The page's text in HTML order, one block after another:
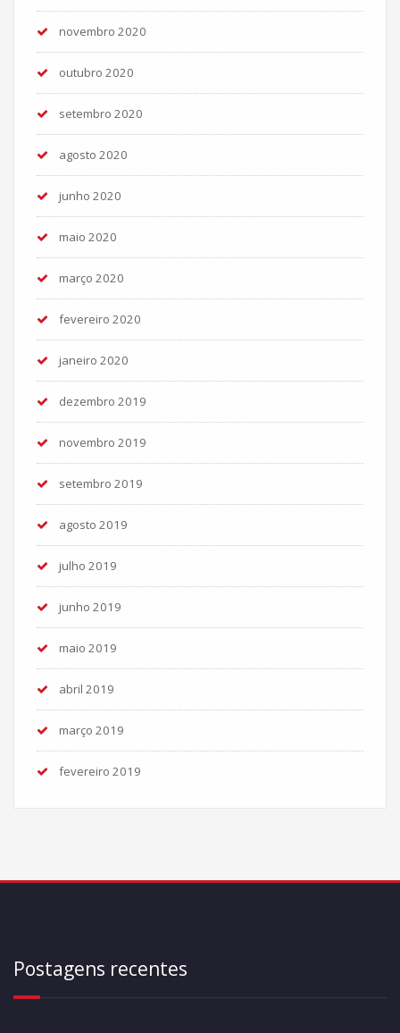
novembro 2020
outubro 2020
setembro 2020
agosto 2020
junho 2020
maio 2020
março 2020
fevereiro 2020
janeiro 2020
dezembro 2019
novembro 2019
setembro 2019
agosto 2019
julho 2019
junho 2019
maio 2019
abril 2019
março 2019
fevereiro 2019
Postagens recentes